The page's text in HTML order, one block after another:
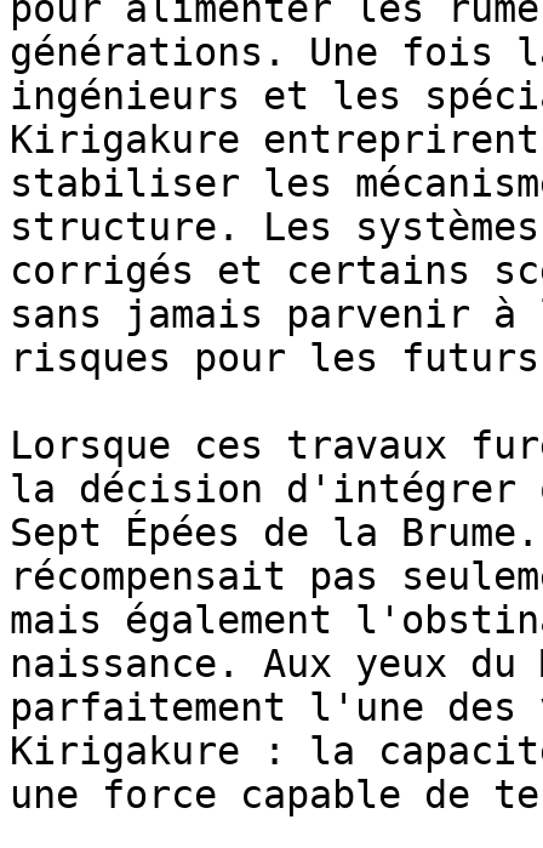
générations. Une fois
ingénieurs et les
Kirigakure
stabiliser les
structure. Les
corrigés et certains
sans jamais parvenir
risques pour les
Lorsque ces travaux
la décision d'intégrer
Sept Épées de la
récompensait pas
mais également
naissance. Aux yeux
parfaitement l'une des
Kirigakure : la
une force capable de